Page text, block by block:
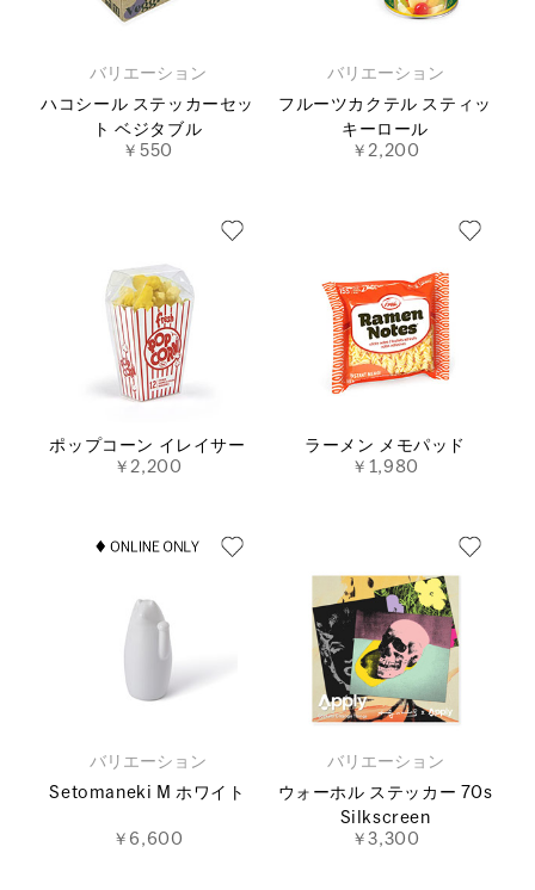
バリエーション
ハコシール ステッカーセッ
ト ベジタブル
￥550
バリエーション
フルーツカクテル スティッ
キーロール
￥2,200
ポップコーン イレイサー
￥2,200
ラーメン メモパッド
￥1,980
バリエーション
Setomaneki M ホワイト
￥6,600
バリエーション
ウォーホル ステッカー 70s
Silkscreen
￥3,300